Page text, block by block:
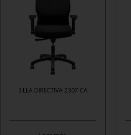
SILLA DIRECTIVA 2307 CA